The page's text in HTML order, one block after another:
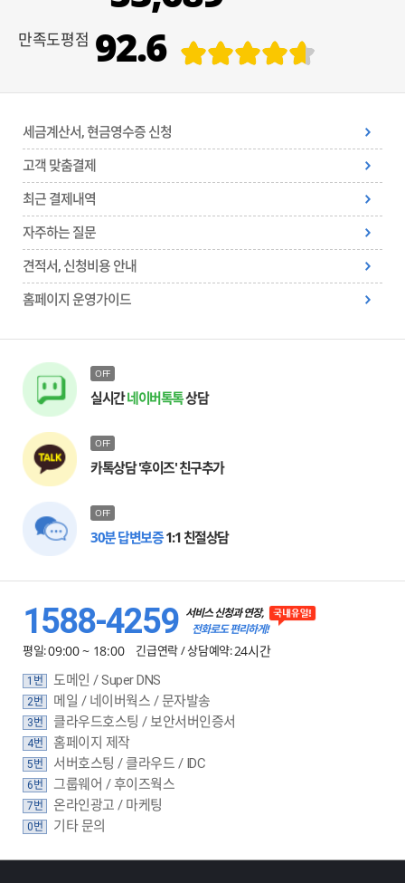
만족도평점 92.6
세금계산서, 현금영수증 신청
고객 맞춤결제
최근 결제내역
자주하는 질문
견적서, 신청비용 안내
홈페이지 운영가이드
OFF
실시간네이버톡톡상담
OFF
카톡상담 '후이즈' 친구추가
OFF
30분 답변보증1:1 친절상담
1588-4259 서비스 신청과 연장,
전화로도 편리하게!
평일:09:00 ~ 18:00 긴급연락 / 상담예약:24시간
1번 도메인 / Super DNS
2번 메일 / 네이버웍스 / 문자발송
3번 클라우드호스팅 / 보안서버인증서
4번 홈페이지 제작
5번 서버호스팅 / 클라우드 / IDC
6번 그룹웨어 / 후이즈웍스
7번 온라인광고 / 마케팅
0번 기타 문의